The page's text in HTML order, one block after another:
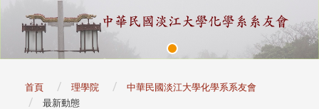
首頁 理學院
中華民國淡江大學化學系系友會
最新動態